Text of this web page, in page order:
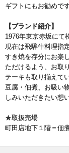
ギフトにもお勧めです
【ブランド紹介】
1976年東京赤坂にて
現在は飛騨牛料理指
すき焼を存分にお楽
ただけるよう、お取
テーキも取り揃えて
豆腐・佃煮、お吸い
しみいただきたい想
★取扱売場
町田店地下１階＝佃